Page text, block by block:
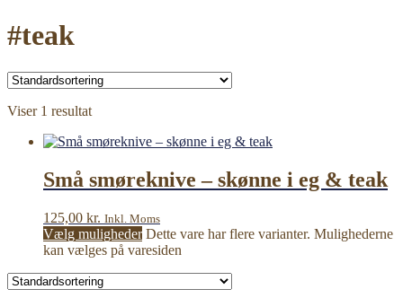
#teak
Viser 1 resultat
Små smøreknive – skønne i eg & teak
125,00 kr. Inkl. Moms
Vælg muligheder Dette vare har flere varianter. Mulighederne
kan vælges på varesiden